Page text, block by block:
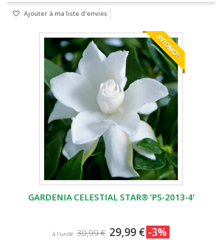
Ajouter à ma liste d'envies
PROMO!
GARDENIA CELESTIAL STAR® ‘PS-2013-4’
à l'unité 30,99 € 29,99 € -3%